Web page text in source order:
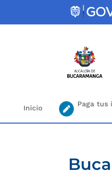
Inicio Paga tus